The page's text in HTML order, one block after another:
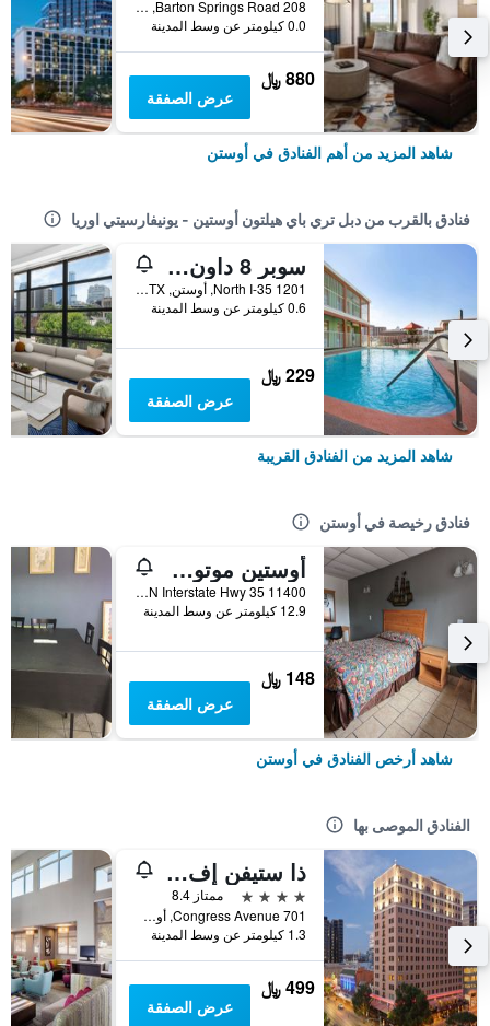
208 Barton Springs Road, أوستن, TX, الولايات المتحدة الأميريكية
0.0 كيلومتر عن وسط المدينة
880 ﷼
عرض الصفقة
شاهد المزيد من أهم الفنادق في أوستن
فنادق بالقرب من دبل تري باي هيلتون أوستين - يونيفارسيتي اوريا
سوبر 8 داون تاون كابيتول
1201 North I-35, أوستن, TX, الولايات المتحدة الأميريكية
0.6 كيلومتر عن وسط المدينة
229 ﷼
عرض الصفقة
شاهد المزيد من الفنادق القريبة
فنادق رخيصة في أوستن
أوستين موتور إن
11400 N Interstate Hwy 35, أوستن, TX, الولايات المتحدة الأميريكية
12.9 كيلومتر عن وسط المدينة
148 ﷼
عرض الصفقة
شاهد أرخص الفنادق في أوستن
الفنادق الموصى بها
ذا ستيفن إف أوستين رويال سونيستا هوتل
4 نجوم
ممتاز 8.4
701 Congress Avenue, أوستن, TX, الولايات المتحدة الأميريكية
1.3 كيلومتر عن وسط المدينة
499 ﷼
عرض الصفقة